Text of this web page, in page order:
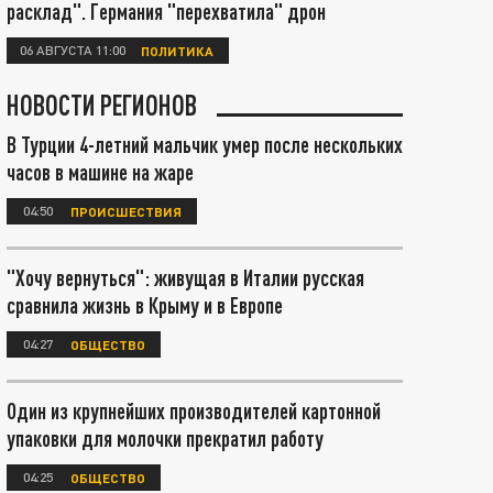
расклад". Германия "перехватила" дрон
06 АВГУСТА 11:00 ПОЛИТИКА
НОВОСТИ РЕГИОНОВ
В Турции 4-летний мальчик умер после нескольких
часов в машине на жаре
04:50 ПРОИСШЕСТВИЯ
"Хочу вернуться": живущая в Италии русская
сравнила жизнь в Крыму и в Европе
04:27 ОБЩЕСТВО
Один из крупнейших производителей картонной
упаковки для молочки прекратил работу
04:25 ОБЩЕСТВО